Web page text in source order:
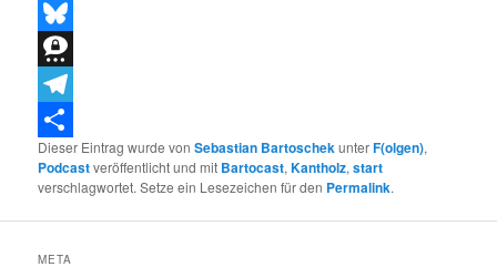
Threads
Bluesky
Threema
Telegram
Teilen
Dieser Eintrag wurde vonSebastian BartoschekunterF(olgen),
Podcastveröffentlicht und mit Bartocast,Kantholz,start
verschlagwortet. Setze ein Lesezeichen für den Permalink.
META